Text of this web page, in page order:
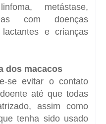
metástase,
com doenças
e crianças
dos macacos
se evitar o contato
até que todas
assim como
tenha sido usado